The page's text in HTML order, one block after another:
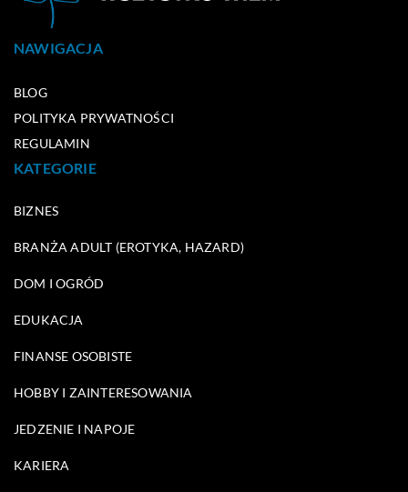
NAWIGACJA
BLOG
POLITYKA PRYWATNOŚCI
REGULAMIN
KATEGORIE
BIZNES
BRANŻA ADULT (EROTYKA, HAZARD)
DOM I OGRÓD
EDUKACJA
FINANSE OSOBISTE
HOBBY I ZAINTERESOWANIA
JEDZENIE I NAPOJE
KARIERA